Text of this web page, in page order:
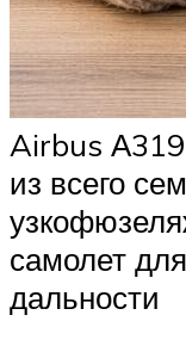
Airbus
из всего
самолет
дальности